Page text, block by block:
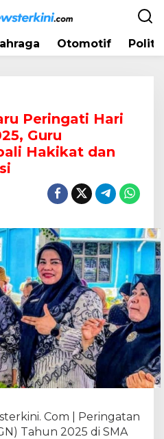
Otomotif
Peringati Hari
Guru
Hakikat dan
Com | Peringatan
Tahun 2025 di SMA